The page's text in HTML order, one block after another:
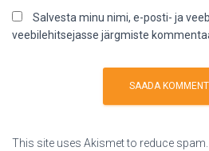
Salvesta minu nimi, e-posti- ja
veebilehitsejasse järgmiste
This site uses Akismet to reduce spam.